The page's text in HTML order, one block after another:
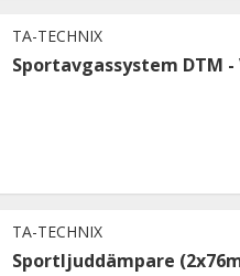
TA-TECHNIX
Sportavgassystem DTM -
TA-TECHNIX
Sportljuddämpare